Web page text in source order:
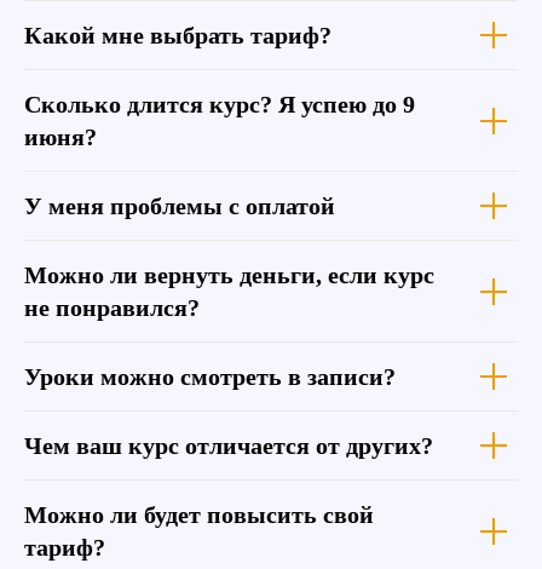
Какой мне выбрать тариф?
Сколько длится курс? Я успею до 9
июня?
У меня проблемы с оплатой
Можно ли вернуть деньги, если курс
не понравился?
Уроки можно смотреть в записи?
Чем ваш курс отличается от других?
Можно ли будет повысить свой
тариф?